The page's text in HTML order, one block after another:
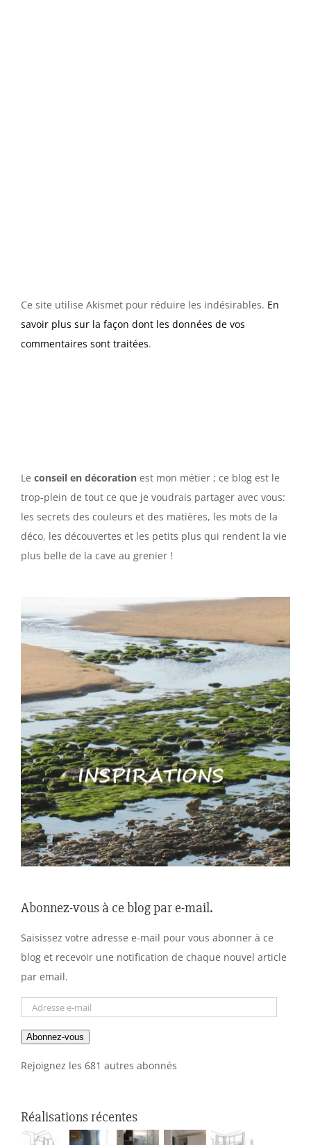
Ce site utilise Akismet pour réduire les indésirables. En
savoir plus sur la façon dont les données de vos
commentaires sont traitées.
Le conseil en décoration est mon métier ; ce blog est le
trop-plein de tout ce que je voudrais partager avec vous:
les secrets des couleurs et des matières, les mots de la
déco, les découvertes et les petits plus qui rendent la vie
plus belle de la cave au grenier !
Abonnez-vous à ce blog par e-mail.
Saisissez votre adresse e-mail pour vous abonner à ce
blog et recevoir une notification de chaque nouvel article
par email.
Adresse
mail
Abonnez-vous
Rejoignez les 681 autres abonnés
Réalisations récentes